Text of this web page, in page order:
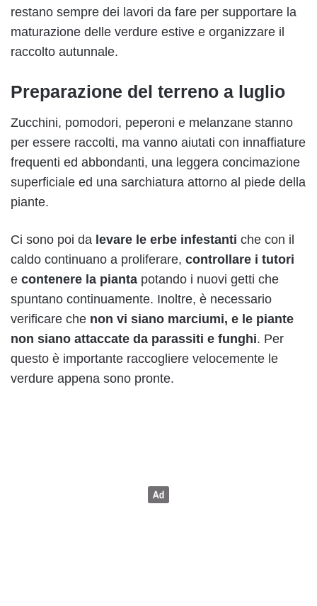
restano sempre dei lavori da fare per supportare la
maturazione delle verdure estive e organizzare il
raccolto autunnale.
Preparazione del terreno a luglio
Zucchini, pomodori, peperoni e melanzane stanno
per essere raccolti, ma vanno aiutati con innaffiature
frequenti ed abbondanti, una leggera concimazione
superficiale ed una sarchiatura attorno al piede della
piante.
Ci sono poi da levare le erbe infestanti che con il
caldo continuano a proliferare, controllare i tutori
e contenere la pianta potando i nuovi getti che
spuntano continuamente. Inoltre, è necessario
verificare che non vi siano marciumi, e le piante
non siano attaccate da parassiti e funghi. Per
questo è importante raccogliere velocemente le
verdure appena sono pronte.